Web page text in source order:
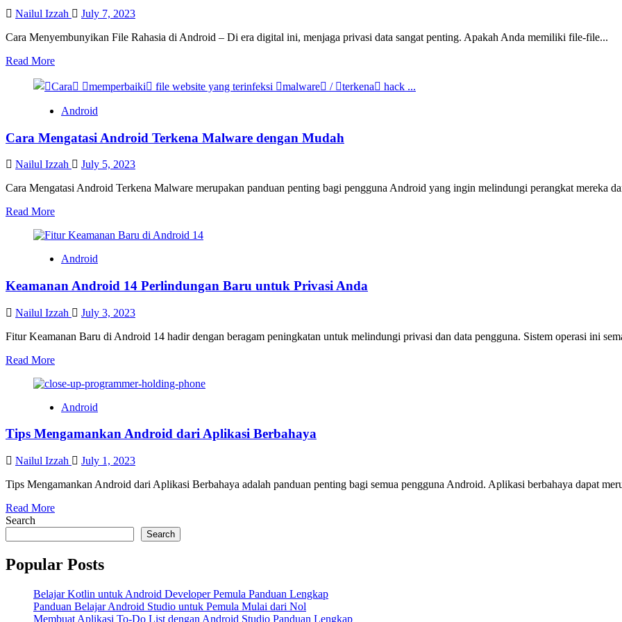
Tambahan
Nailul Izzah
July 7, 2023
Cara Menyembunyikan File Rahasia di Android – Di era digital ini, menjaga privasi data sangat penting. Apakah Anda memiliki file-file...
Read MoreRead
about
Menyembunyikan
Rahasia
di
Android
Android
Cara Mengatasi Android Terkena Malware dengan Mudah
Nailul Izzah
July 5, 2023
Cara Mengatasi Android Terkena Malware merupakan panduan penting bagi pengguna Android yang ingin melindungi perangkat mereka
Read MoreRead
about
Mengatasi
Terkena
dengan
Android
Keamanan Android 14 Perlindungan Baru untuk Privasi Anda
Nailul Izzah
July 3, 2023
Fitur Keamanan Baru di Android 14 hadir dengan beragam peningkatan untuk melindungi privasi dan data pengguna. Sistem operasi ini
Read MoreRead
about
Android
Perlindungan
untuk
Anda
Android
Tips Mengamankan Android dari Aplikasi Berbahaya
Nailul Izzah
July 1, 2023
Tips Mengamankan Android dari Aplikasi Berbahaya adalah panduan penting bagi semua pengguna Android. Aplikasi berbahaya dapat
Read MoreRead
Tips
Mengamankan
Android
Aplikasi
Berbahaya
Search
Search
Popular Posts
Belajar Kotlin untuk Android Developer Pemula Panduan Lengkap
Panduan Belajar Android Studio untuk Pemula Mulai dari Nol
Membuat Aplikasi To-Do List dengan Android Studio Panduan Lengkap